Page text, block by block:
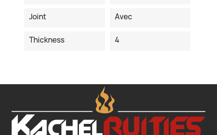
Joint Avec
Thickness 4